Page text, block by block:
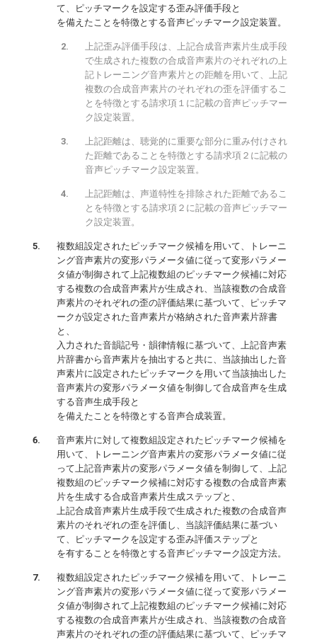
て、ピッチマークを設定する歪み評価手段と
を備えたことを特徴とする音声ピッチマーク設定装置。
上記歪み評価手段は、上記合成音声素片生成手段
で生成された複数の合成音声素片のそれぞれの上
記トレーニング音声素片との距離を用いて、上記
複数の合成音声素片のそれぞれの歪を評価するこ
とを特徴とする請求項１に記載の音声ピッチマー
ク設定装置。
上記距離は、聴覚的に重要な部分に重み付けされ
た距離であることを特徴とする請求項２に記載の
音声ピッチマーク設定装置。
上記距離は、声道特性を排除された距離であるこ
とを特徴とする請求項２に記載の音声ピッチマー
ク設定装置。
複数組設定されたピッチマーク候補を用いて、トレーニ
ング音声素片の変形パラメータ値に従って変形パラメー
タ値が制御されて上記複数組のピッチマーク候補に対応
する複数の合成音声素片が生成され、当該複数の合成音
声素片のそれぞれの歪の評価結果に基づいて、ピッチマ
ークが設定された音声素片が格納された音声素片辞書
と、
入力された音韻記号・韻律情報に基づいて、上記音声素
片辞書から音声素片を抽出すると共に、当該抽出した音
声素片に設定されたピッチマークを用いて当該抽出した
音声素片の変形パラメータ値を制御して合成音声を生成
する音声生成手段と
を備えたことを特徴とする音声合成装置。
音声素片に対して複数組設定されたピッチマーク候補を
用いて、トレーニング音声素片の変形パラメータ値に従
って上記音声素片の変形パラメータ値を制御して、上記
複数組のピッチマーク候補に対応する複数の合成音声素
片を生成する合成音声素片生成ステップと、
上記合成音声素片生成手段で生成された複数の合成音声
素片のそれぞれの歪を評価し、当該評価結果に基づい
て、ピッチマークを設定する歪み評価ステップと
を有することを特徴とする音声ピッチマーク設定方法。
複数組設定されたピッチマーク候補を用いて、トレーニ
ング音声素片の変形パラメータ値に従って変形パラメー
タ値が制御されて上記複数組のピッチマーク候補に対応
する複数の合成音声素片が生成され、当該複数の合成音
声素片のそれぞれの歪の評価結果に基づいて、ピッチマ